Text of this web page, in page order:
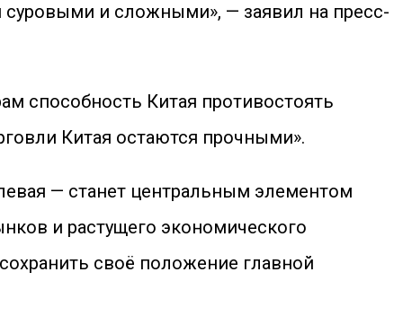
суровыми и сложными», — заявил на пресс-
способность Китая противостоять
Китая остаются прочными».
— станет центральным элементом
и растущего экономического
своё положение главной